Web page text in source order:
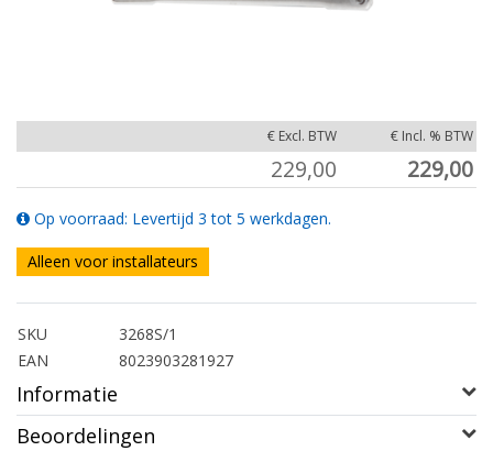
€ Excl. BTW € Incl. % BTW
229,00 229,00
Op voorraad: Levertijd 3 tot 5 werkdagen.
Alleen voor installateurs
SKU
3268S/1
EAN
8023903281927
Informatie
Beoordelingen